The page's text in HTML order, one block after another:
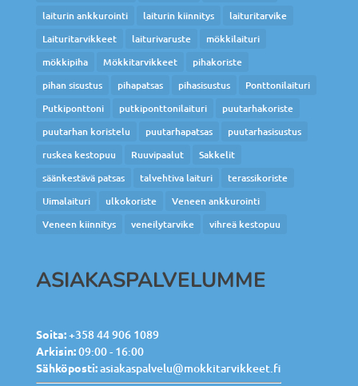
laiturin ankkurointi
laiturin kiinnitys
laituritarvike
Laituritarvikkeet
laiturivaruste
mökkilaituri
mökkipiha
Mökkitarvikkeet
pihakoriste
pihan sisustus
pihapatsas pihasisustus
Ponttonilaituri
Putkiponttoni
putkiponttonilaituri
puutarhakoriste
puutarhan koristelu
puutarhapatsas
puutarhasisustus
ruskea kestopuu
Ruuvipaalut
Sakkelit
säänkestävä patsas
talvehtiva laituri
terassikoriste
Uimalaituri
ulkokoriste
Veneen ankkurointi
Veneen kiinnitys
veneilytarvike vihreä kestopuu
ASIAKASPALVELUMME
Soita:+358 44 906 1089
Arkisin:09:00 - 16:00
Sähköposti:asiakaspalvelu@mokkitarvikkeet.fi